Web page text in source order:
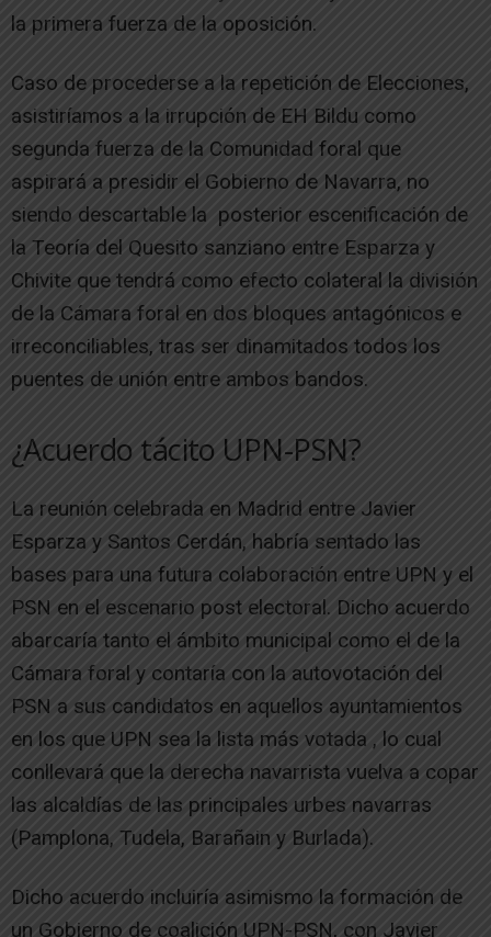
la primera fuerza de la oposición.
Caso de procederse a la repetición de Elecciones,
asistiríamos a la irrupción de EH Bildu como
segunda fuerza de la Comunidad foral que
aspirará a presidir el Gobierno de Navarra, no
siendo descartable la posterior escenificación de
la Teoría del Quesito sanziano entre Esparza y
Chivite que tendrá como efecto colateral la división
de la Cámara foral en dos bloques antagónicos e
irreconciliables, tras ser dinamitados todos los
puentes de unión entre ambos bandos.
¿Acuerdo tácito UPN-PSN?
La reunión celebrada en Madrid entre Javier
Esparza y Santos Cerdán, habría sentado las
bases para una futura colaboración entre UPN y el
PSN en el escenario post electoral. Dicho acuerdo
abarcaría tanto el ámbito municipal como el de la
Cámara foral y contaría con la autovotación del
PSN a sus candidatos en aquellos ayuntamientos
en los que UPN sea la lista más votada , lo cual
conllevará que la derecha navarrista vuelva a copar
las alcaldías de las principales urbes navarras
(Pamplona, Tudela, Barañain y Burlada).
Dicho acuerdo incluiría asimismo la formación de
un Gobierno de coalición UPN-PSN, con Javier